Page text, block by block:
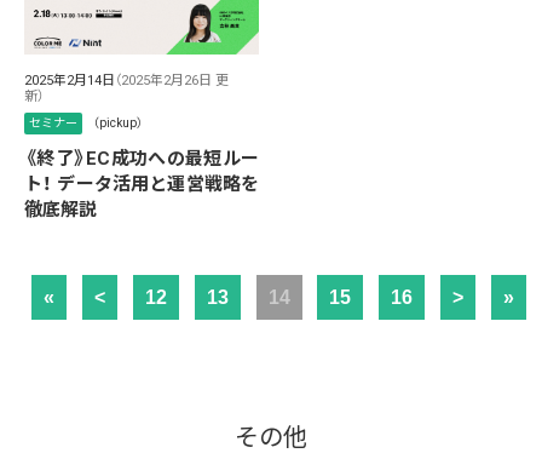
2025年2月14日 （2025年2月26日 更
新）
セミナー （pickup）
《終了》EC成功への最短ルー
ト！ データ活用と運営戦略を
徹底解説
« < 12 13 14 15 16 > »
その他